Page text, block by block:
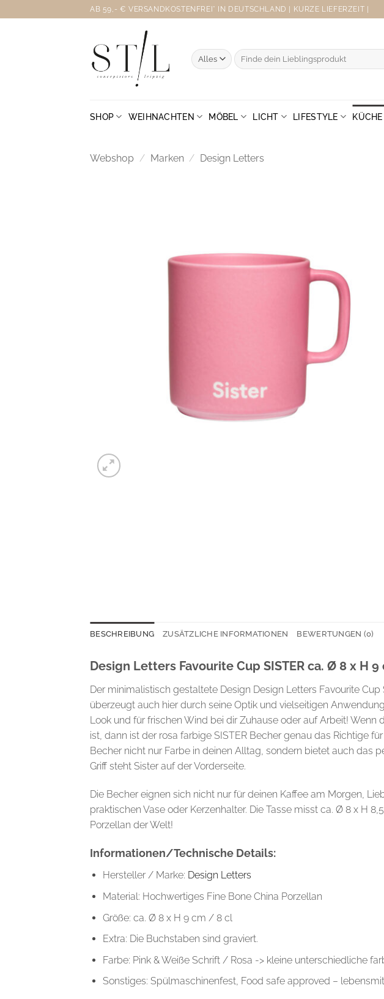
Inhalt
AB 59,- € VERSANDKOSTENFREI* IN DEUTSCHLAND | KURZE LIEFERZEIT |
Suche
nach:
SHOP WEIHNACHTEN MÖBEL LICHT LIFESTYLE KÜCHE
Webshop / Marken / Design Letters
BESCHREIBUNG ZUSÄTZLICHE INFORMATIONEN BEWERTUNGEN (0)
Design Letters Favourite Cup SISTER ca. Ø 8 x H 9
Der minimalistisch gestaltete Design Design Letters Favourite Cup
überzeugt auch hier durch seine Optik und vielseitigen
Look und für frischen Wind bei dir Zuhause oder auf Arbeit!
ist, dann ist der rosa farbige SISTER Becher genau das Richtige
Becher nicht nur Farbe in deinen Alltag, sondern bietet auch das
Griff steht Sister auf der Vorderseite.
Die Becher eignen sich nicht nur für deinen Kaffee am Morgen,
praktischen Vase oder Kerzenhalter. Die Tasse misst ca. Ø 8 x H
Porzellan der Welt!
Informationen/Technische Details:
Hersteller / Marke: Design Letters
Material: Hochwertiges Fine Bone China Porzellan
Größe: ca. Ø 8 x H 9 cm / 8 cl
Extra: Die Buchstaben sind graviert.
Farbe: Pink & Weiße Schrift / Rosa -> kleine unterschiedliche
Sonstiges: Spülmaschinenfest, Food safe approved –